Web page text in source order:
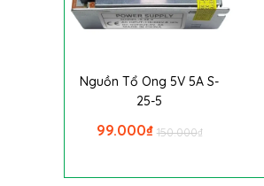
Nguồn Tổ Ong 5V 5A S-
25-5
₫
150.000
₫
99.000